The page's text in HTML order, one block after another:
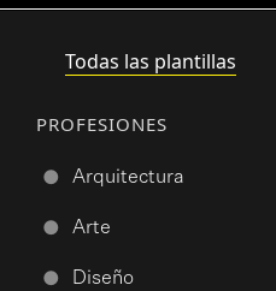
Todas las plantillas
PROFESIONES
● Arquitectura
● Arte
● Diseño